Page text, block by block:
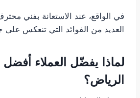
في الواقع، عند الاستعانة بفني
العديد من الفوائد التي تنعكس
لماذا يفضّل العملاء
الرياض؟